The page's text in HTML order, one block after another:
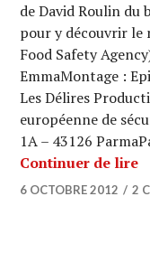
de David Roulin
pour y découvrir le
Food Safety
EmmaMontage :
Les Délires
européenne de
1A – 43126
Continuer de lire
6 OCTOBRE 2012 2